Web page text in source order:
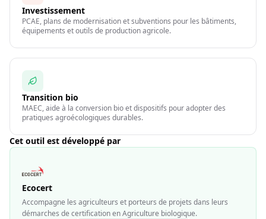
Investissement
PCAE, plans de modernisation et subventions pour les bâtiments,
équipements et outils de production agricole.
Transition bio
MAEC, aide à la conversion bio et dispositifs pour adopter des
pratiques agroécologiques durables.
Cet outil est développé par
Ecocert
Accompagne les agriculteurs et porteurs de projets dans leurs
démarches de certification en Agriculture biologique.